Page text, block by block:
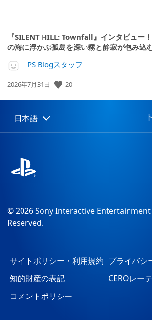
『SILENT HILL: Townfall』インタビュー
の海に浮かぶ孤島を深い霧と静寂が包み込
PS Blogスタッフ
公
日:
2026年7月31日 20
Select
a
Current
region:
日本語
© 2026 Sony Interactive Entertainment
Reserved.
サイトポリシー・利用規約 プライバシ
知的財産の表記
CEROレー
コメントポリシー